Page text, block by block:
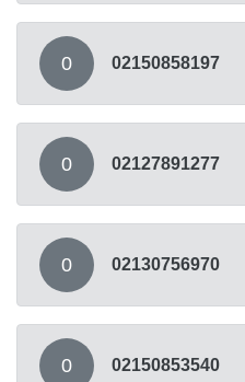
0 02150858197
0 02127891277
0 02130756970
0 02150853540